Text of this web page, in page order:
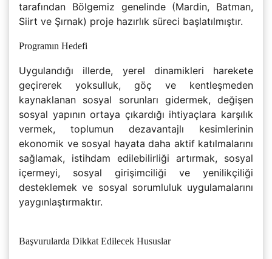
tarafından Bölgemiz genelinde (Mardin, Batman,
Siirt ve Şırnak) proje hazırlık süreci başlatılmıştır.
Programın Hedefi
Uygulandığı illerde, yerel dinamikleri harekete
geçirerek yoksulluk, göç ve kentleşmeden
kaynaklanan sosyal sorunları gidermek, değişen
sosyal yapının ortaya çıkardığı ihtiyaçlara karşılık
vermek, toplumun dezavantajlı kesimlerinin
ekonomik ve sosyal hayata daha aktif katılmalarını
sağlamak, istihdam edilebilirliği artırmak, sosyal
içermeyi, sosyal girişimciliği ve yenilikçiliği
desteklemek ve sosyal sorumluluk uygulamalarını
yaygınlaştırmaktır.
Başvurularda Dikkat Edilecek Hususlar